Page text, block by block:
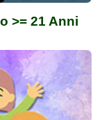
>= 21 Anni